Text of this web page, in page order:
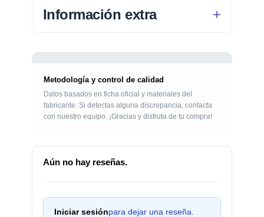
Información extra
Metodología y control de calidad
Datos basados en ficha oficial y materiales del
fabricante. Si detectas alguna discrepancia, contacta
con nuestro equipo. ¡Gracias y disfruta de tu compra!
Aún no hay reseñas.
Iniciar sesiónpara dejar una reseña.